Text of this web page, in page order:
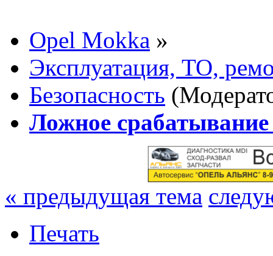
Opel Mokka »
Эксплуатация, ТО,
Безопасность
Ложное
« предыдущая тема
Печать